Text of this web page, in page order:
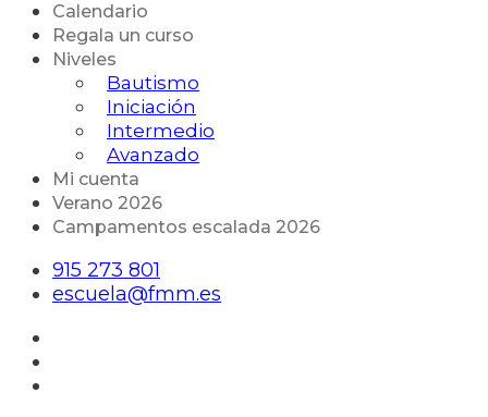
Calendario
Regala un curso
Niveles
Bautismo
Iniciación
Intermedio
Avanzado
Mi cuenta
Verano 2026
Campamentos escalada 2026
915 273 801
escuela@fmm.es